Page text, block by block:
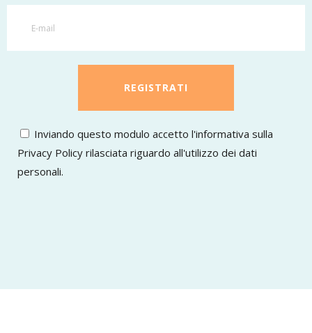
Inviando questo modulo accetto l'informativa sulla
Privacy Policy rilasciata riguardo all'utilizzo dei dati
personali.